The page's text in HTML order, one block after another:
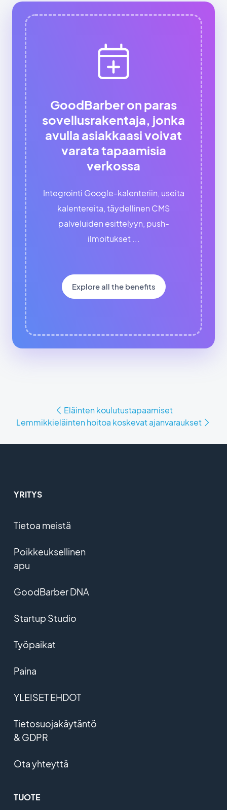
GoodBarber on paras
sovellusrakentaja, jonka
avulla asiakkaasi voivat
varata tapaamisia
verkossa
Integrointi Google-kalenteriin, useita
kalentereita, täydellinen CMS
palveluiden esittelyyn, push-
ilmoitukset ...
Explore all the benefits
Eläinten koulutustapaamiset
Lemmikkieläinten hoitoa koskevat ajanvaraukset
YRITYS
Tietoa meistä
Poikkeuksellinen
apu
GoodBarber DNA
Startup Studio
Työpaikat
Paina
YLEISET EHDOT
Tietosuojakäytäntö
& GDPR
Ota yhteyttä
TUOTE